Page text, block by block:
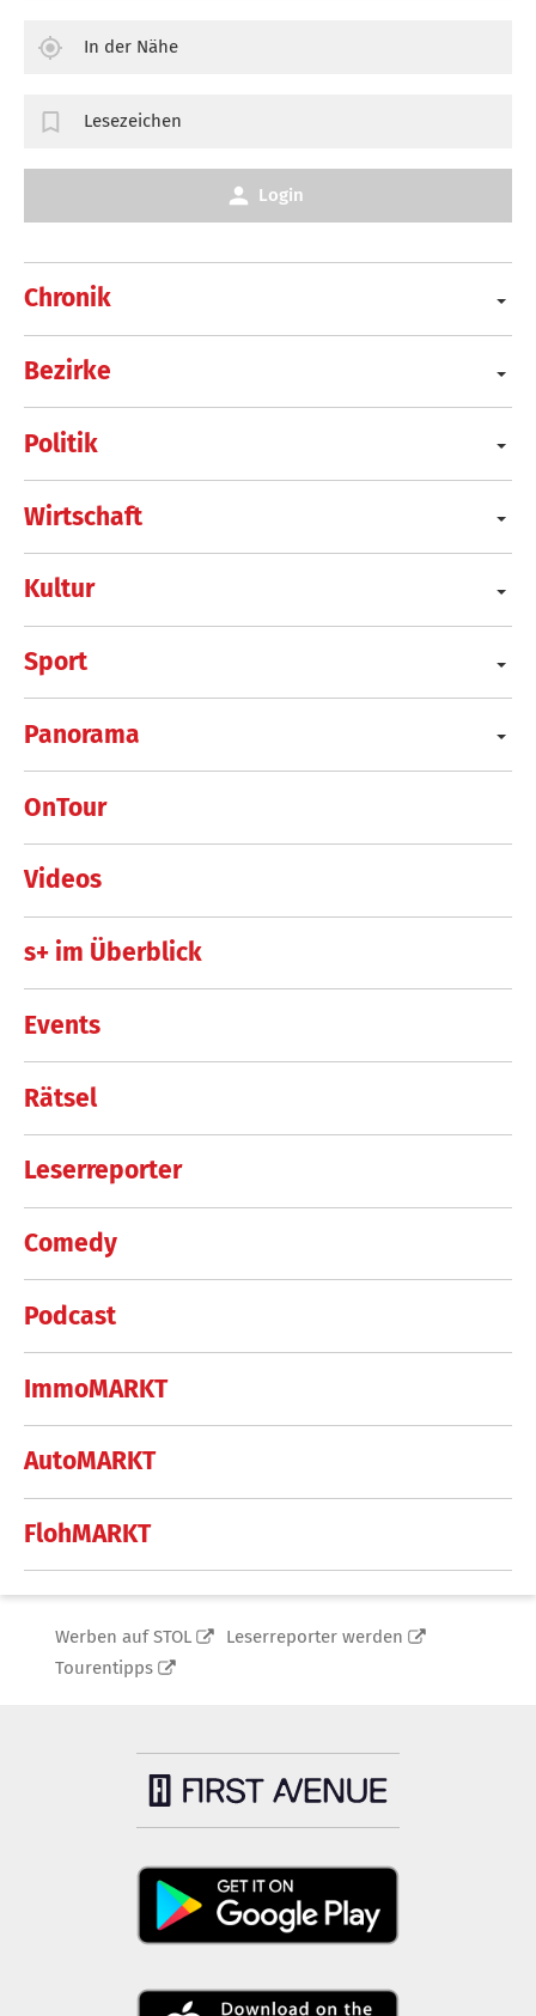
Chronik
Bezirke
Politik
Wirtschaft
Kultur
Sport
Panorama
OnTour
Videos
s+ im Überblick
Events
Rätsel
Leserreporter
Comedy
Podcast
ImmoMARKT
AutoMARKT
FlohMARKT
In der Nähe
Lesezeichen
Login
Werben auf STOL
Leserreporter werden
Tourentipps